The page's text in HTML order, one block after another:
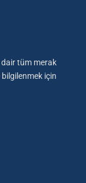
tüm merak
için